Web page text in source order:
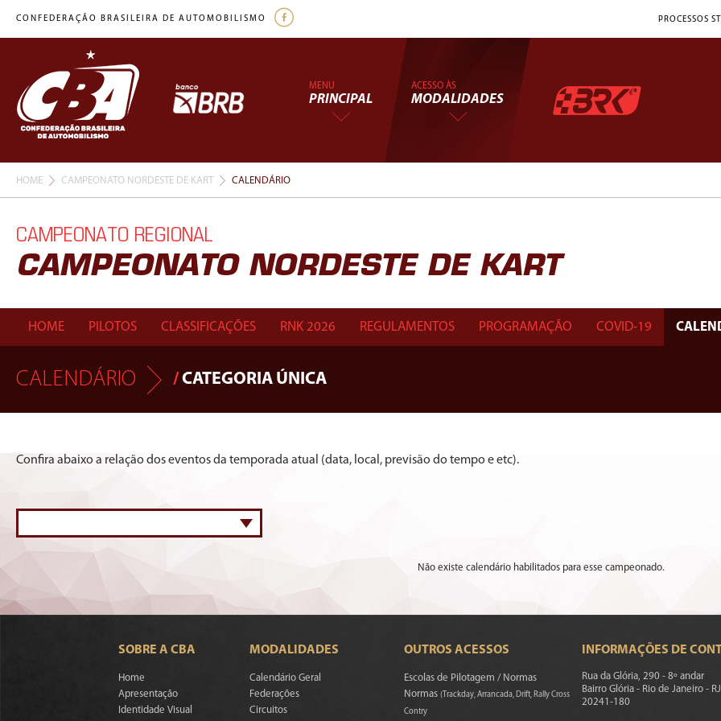
CONFEDERAÇÃO BRASILEIRA DE AUTOMOBILISMO PROCESSOS
MENU
PRINCIPAL
ACESSO ÀS
MODALIDADES
HOME CAMPEONATO NORDESTE DE KART CALENDÁRIO
CAMPEONATO REGIONAL
CAMPEONATO NORDESTE DE KART
HOME PILOTOS CLASSIFICAÇÕES RNK 2026 REGULAMENTOS PROGRAMAÇÃO COVID-19
CALENDÁRIO /CATEGORIA ÚNICA
Confira abaixo a relação dos eventos da temporada atual (data, local, previsão do tempo e etc).
Não existe calendário habilitados para esse campeonado.
SOBRE A CBA
Home
Apresentação
Identidade Visual
MODALIDADES
Calendário Geral
Federações
Circuitos
OUTROS ACESSOS
Escolas de Pilotagem / Normas
Normas(Trackday, Arrancada, Drift, Rally Cross
Contry
INFORMAÇÕES DE
Rua da Glória, 290 - 8º andar
Bairro Glória - Rio de Janeiro - RJ
20241-180